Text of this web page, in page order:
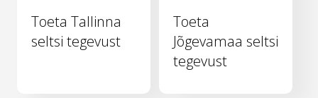
Toeta Tallinna
seltsi tegevust
Toeta
Jõgevamaa seltsi
tegevust